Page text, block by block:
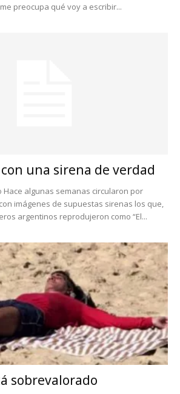
preocupa qué voy a escribir...
una sirena de verdad
Hace algunas semanas circularon por
imágenes de supuestas sirenas los que,
argentinos reprodujeron como “El...
sobrevalorado